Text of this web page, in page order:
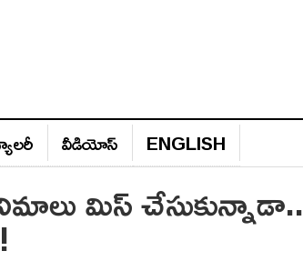
వీడియోస్‌ ENGLISH
మిస్ చేసుకున్నాడా..